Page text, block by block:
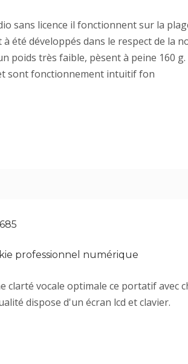
sans licence il fonctionnent sur la
à été développés dans le respect de la
poids très faible, pèsent à peine 160
sont fonctionnement intuitif fon
professionnel numérique
clarté vocale optimale ce portatif avec
dispose d'un écran lcd et clavier.